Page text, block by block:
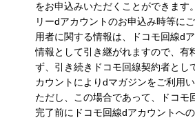
をお申込みいただくことができます
リーdアカウントのお申込み時等に
用者に関する情報は、ドコモ回線d
情報として引き継がれますので、有
ず、引き続きドコモ回線契約者とし
カウントによりdマガジンをご利用
ただし、この場合であって、ドコモ
完了前にドコモ回線dアカウントへ